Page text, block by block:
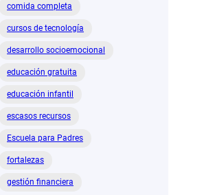
comida completa
cursos de tecnología
desarrollo socioemocional
educación gratuita
educación infantil
escasos recursos
Escuela para Padres
fortalezas
gestión financiera